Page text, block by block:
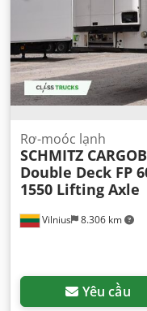
Vilnius 8.306 km
Rơ-moóc lạnh
SCHMITZ
Double Deck FP
1550 Lifting Axle
Yêu cầu